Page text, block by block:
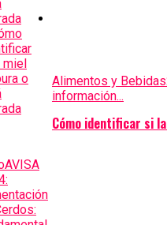
Alimentos y Bebidas
información...
Cómo identificar si